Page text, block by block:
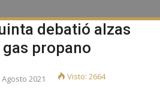
debatió alzas
propano
Agosto 2021 Visto: 2664